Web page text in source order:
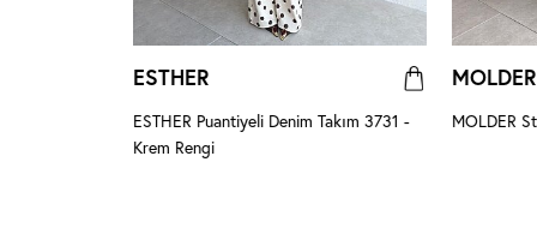
ESTHER
ESTHER Puantiyeli Denim Takım 3731 -
Krem Rengi
MOLDER
MOLDER